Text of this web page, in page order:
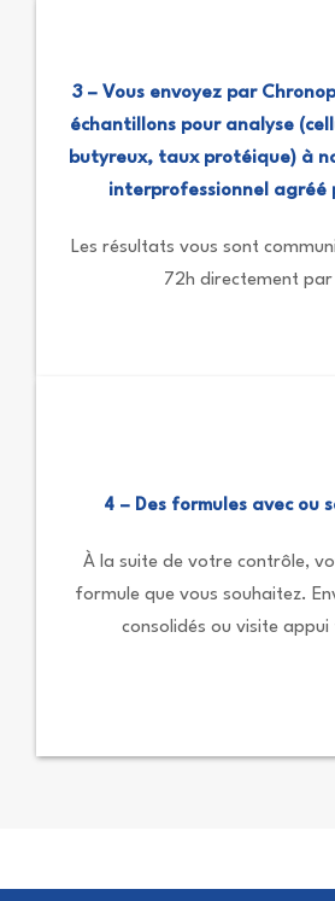
3 – Vous envoyez par
échantillons pour analyse
butyreux, taux protéique) à
interprofessionnel agréé
Les résultats vous sont
72h directement par
4 – Des formules avec ou
À la suite de votre contrôle,
formule que vous souhaitez.
consolidés ou visite appui